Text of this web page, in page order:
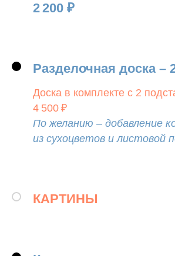
2 200 ₽
Разделочная доска–
Доска в комплекте с 2
4 500 ₽
По желанию – добавление
из сухоцветов и листовой
КАРТИНЫ